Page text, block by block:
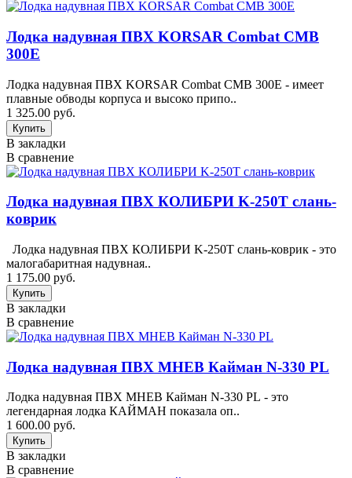
Лодка надувная ПВХ KORSAR Combat CMB
300E
Лодка надувная ПВХ KORSAR Combat CMB 300E - имеет
плавные обводы корпуса и высоко припо..
1 325.00 руб.
В закладки
В сравнение
Лодка надувная ПВХ КОЛИБРИ K-250T слань-
коврик
Лодка надувная ПВХ КОЛИБРИ K-250T слань-коврик - это
малогабаритная надувная..
1 175.00 руб.
В закладки
В сравнение
Лодка надувная ПВХ МНЕВ Кайман N-330 PL
Лодка надувная ПВХ МНЕВ Кайман N-330 PL - это
легендарная лодка КАЙМАН показала оп..
1 600.00 руб.
В закладки
В сравнение